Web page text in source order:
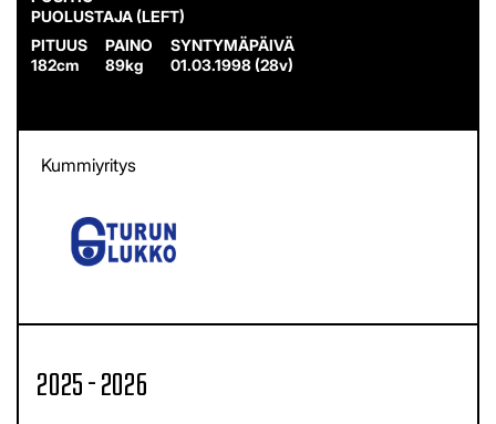
PUOLUSTAJA (LEFT)
182cm 89kg 01.03.1998 (28v)
Kummiyritys
2025 - 2026